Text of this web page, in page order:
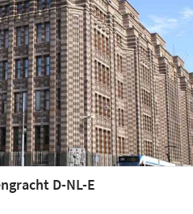
D-NL-E